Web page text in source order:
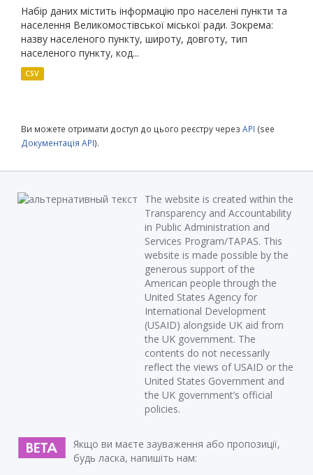
Набір даних містить інформацію про населені пункти та
населення Великомостівської міської ради. Зокрема:
назву населеного пункту, широту, довготу, тип
населеного пункту, код...
CSV
Ви можете отримати доступ до цього реєстру через API (see
Документація API).
The website is created within the
Transparency and Accountability
in Public Administration and
Services Program/TAPAS. This
website is made possible by the
generous support of the
American people through the
United States Agency for
International Development
(USAID) alongside UK aid from
the UK government. The
contents do not necessarily
reflect the views of USAID or the
United States Government and
the UK government’s official
policies.
Якщо ви маєте зауваження або пропозиції,
будь ласка, напишіть нам: